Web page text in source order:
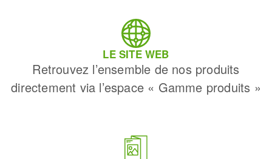
LE SITE WEB
Retrouvez l’ensemble de nos produits
directement via l’espace « Gamme produits »